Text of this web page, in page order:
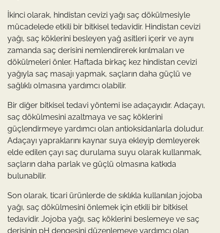
İkinci olarak, hindistan cevizi yağı saç dökülmesiyle
mücadelede etkili bir bitkisel tedavidir. Hindistan cevizi
yağı, saç köklerini besleyen yağ asitleri içerir ve aynı
zamanda saç derisini nemlendirerek kırılmaları ve
dökülmeleri önler. Haftada birkaç kez hindistan cevizi
yağıyla saç masajı yapmak, saçların daha güçlü ve
sağlıklı olmasına yardımcı olabilir.
Bir diğer bitkisel tedavi yöntemi ise adaçayıdır. Adaçayı,
saç dökülmesini azaltmaya ve saç köklerini
güçlendirmeye yardımcı olan antioksidanlarla doludur.
Adaçayı yapraklarını kaynar suya ekleyip demleyerek
elde edilen çayı saç durulama suyu olarak kullanmak,
saçların daha parlak ve güçlü olmasına katkıda
bulunabilir.
Son olarak, ticari ürünlerde de sıklıkla kullanılan jojoba
yağı, saç dökülmesini önlemek için etkili bir bitkisel
tedavidir. Jojoba yağı, saç köklerini beslemeye ve saç
derisinin pH dengesini düzenlemeye yardımcı olan